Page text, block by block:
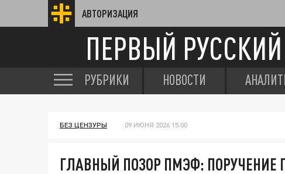
АВТОРИЗАЦИЯ
ПЕРВЫЙ РУССКИЙ
РУБРИКИ НОВОСТИ
БЕЗ ЦЕНЗУРЫ 09 ИЮНЯ 2026 15:00
ГЛАВНЫЙ ПОЗОР ПМЭФ: ПОРУЧЕНИЕ